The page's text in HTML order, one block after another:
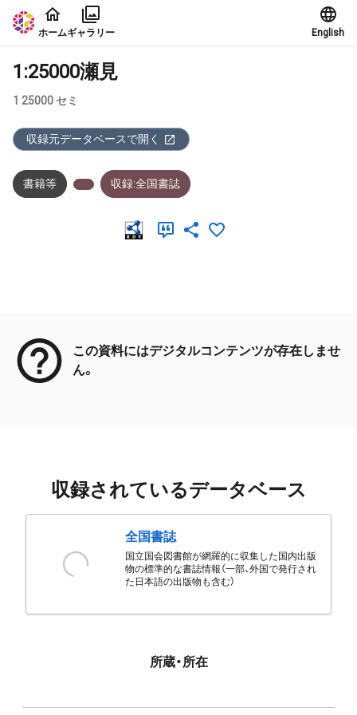
本文に飛ぶ
ホームギャラリー English
1:25000瀬見
1 25000 セミ
収録元データベースで開く
書籍等 収録:全国書誌
この資料にはデジタルコンテンツが存在しませ
ん。
収録されているデータベース
全国書誌
国立国会図書館が網羅的に収集した国内出版
物の標準的な書誌情報（一部、外国で発行され
た日本語の出版物も含む）
所蔵・所在